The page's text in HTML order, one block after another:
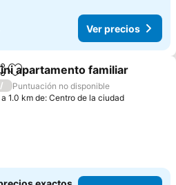
Ver precios
Agregar a favoritos
apartamento familiar
/
Puntuación no disponible
a 1.0 km de: Centro de la ciudad